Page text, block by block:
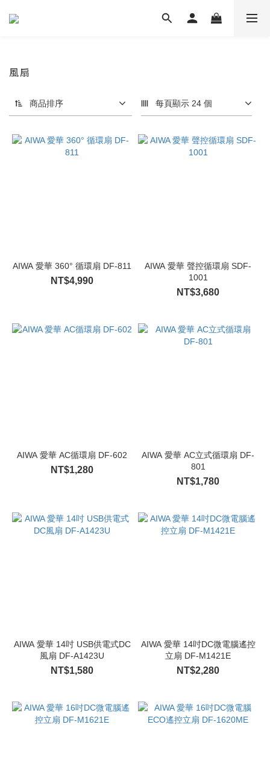
風扇
商品排序 每頁顯示 24 個
AIWA 愛華 360° 循環扇 DF-811
NT$4,990
AIWA 愛華 聲控循環扇 SDF-
1001
NT$3,680
AIWA 愛華 AC循環扇 DF-602
NT$1,280
AIWA 愛華 AC立式循環扇 DF-
801
NT$1,780
AIWA 愛華 14吋 USB供電式DC
風扇 DF-A1423U
NT$1,580
AIWA 愛華 14吋DC微電腦遙控
立扇 DF-M1421E
NT$2,280